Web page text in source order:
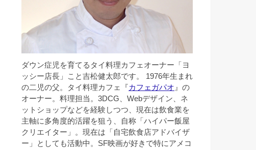
ダウン症児を育てるタイ料理カフェオーナー「ヨ
ッシー店長」こと吉松健太郎です。 1976年生まれ
の二児の父。タイ料理カフェ『カフェガパオ』の
オーナー。料理担当。3DCG、Webデザイン、ネ
ットショップなどを経験しつつ、現在は飲食業を
主軸に多角度的活躍を狙う、自称「ハイパー飯屋
クリエイター」。現在は「自宅飲食店アドバイザ
ー」としても活動中。SF映画が好きで特にアメコ